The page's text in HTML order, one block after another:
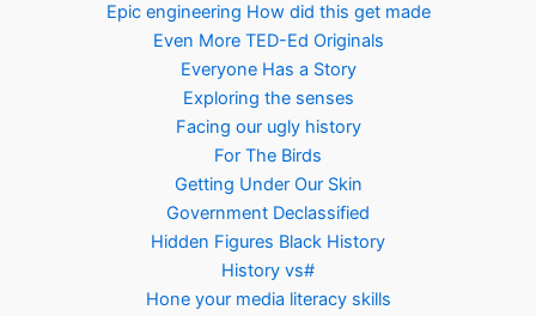
Epic engineering How did this get made
Even More TED-Ed Originals
Everyone Has a Story
Exploring the senses
Facing our ugly history
For The Birds
Getting Under Our Skin
Government Declassified
Hidden Figures Black History
History vs#
Hone your media literacy skills